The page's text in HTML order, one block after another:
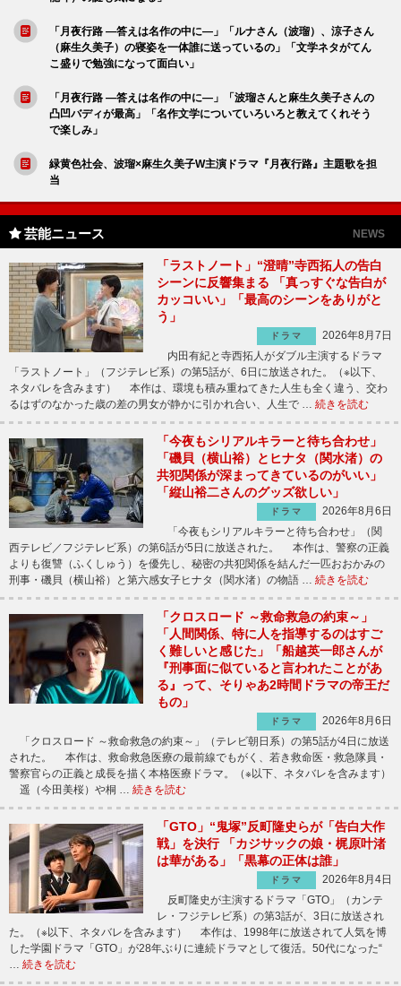
「月夜行路 ―答えは名作の中に―」「ルナさん（波瑠）、涼子さん
（麻生久美子）の寝姿を一体誰に送っているの」「文学ネタがてん
こ盛りで勉強になって面白い」
「月夜行路 ―答えは名作の中に―」「波瑠さんと麻生久美子さんの
凸凹バディが最高」「名作文学についていろいろと教えてくれそう
で楽しみ」
緑黄色社会、波瑠×麻生久美子W主演ドラマ『月夜行路』主題歌を担
当
芸能ニュース NEWS
「ラストノート」“澄晴”寺西拓人の告白
シーンに反響集まる 「真っすぐな告白が
カッコいい」「最高のシーンをありがと
う」
ドラマ
2026年8月7日
内田有紀と寺西拓人がダブル主演するドラマ
「ラストノート」（フジテレビ系）の第5話が、6日に放送された。（※以下、
ネタバレを含みます） 本作は、環境も積み重ねてきた人生も全く違う、交わ
るはずのなかった歳の差の男女が静かに引かれ合い、人生で … 続きを読む
「今夜もシリアルキラーと待ち合わせ」
「磯貝（横山裕）とヒナタ（関水渚）の
共犯関係が深まってきているのがいい」
「縦山裕二さんのグッズ欲しい」
ドラマ
2026年8月6日
「今夜もシリアルキラーと待ち合わせ」（関
西テレビ／フジテレビ系）の第6話が5日に放送された。 本作は、警察の正義
よりも復讐（ふくしゅう）を優先し、秘密の共犯関係を結んだ一匹おおかみの
刑事・磯貝（横山裕）と第六感女子ヒナタ（関水渚）の物語 … 続きを読む
「クロスロード ～救命救急の約束～」
「人間関係、特に人を指導するのはすご
く難しいと感じた」「船越英一郎さんが
『刑事面に似ていると言われたことがあ
る』って、そりゃあ2時間ドラマの帝王だ
もの」
ドラマ
2026年8月6日
「クロスロード ～救命救急の約束～」（テレビ朝日系）の第5話が4日に放送
された。 本作は、救命救急医療の最前線でもがく、若き救命医・救急隊員・
警察官らの正義と成長を描く本格医療ドラマ。（※以下、ネタバレを含みます）
遥（今田美桜）や桐 … 続きを読む
「GTO」“鬼塚”反町隆史らが「告白大作
戦」を決行 「カジサックの娘・梶原叶渚
は華がある」「黒幕の正体は誰」
ドラマ
2026年8月4日
反町隆史が主演するドラマ「GTO」（カンテ
レ・フジテレビ系）の第3話が、3日に放送され
た。（※以下、ネタバレを含みます） 本作は、1998年に放送されて人気を博
した学園ドラマ「GTO」が28年ぶりに連続ドラマとして復活。50代になった“
… 続きを読む